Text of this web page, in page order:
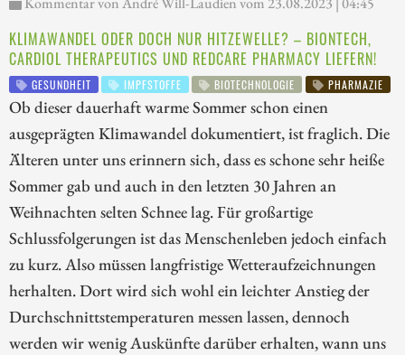
KLIMAWANDEL ODER DOCH NUR HITZEWELLE? – BIONTECH,
CARDIOL THERAPEUTICS UND REDCARE PHARMACY LIEFERN!
GESUNDHEIT IMPFSTOFFE BIOTECHNOLOGIE PHARMAZIE
Ob dieser dauerhaft warme Sommer schon einen
ausgeprägten Klimawandel dokumentiert, ist fraglich. Die
Älteren unter uns erinnern sich, dass es schone sehr heiße
Sommer gab und auch in den letzten 30 Jahren an
Weihnachten selten Schnee lag. Für großartige
Schlussfolgerungen ist das Menschenleben jedoch einfach
zu kurz. Also müssen langfristige Wetteraufzeichnungen
herhalten. Dort wird sich wohl ein leichter Anstieg der
Durchschnittstemperaturen messen lassen, dennoch
werden wir wenig Auskünfte darüber erhalten, wann uns